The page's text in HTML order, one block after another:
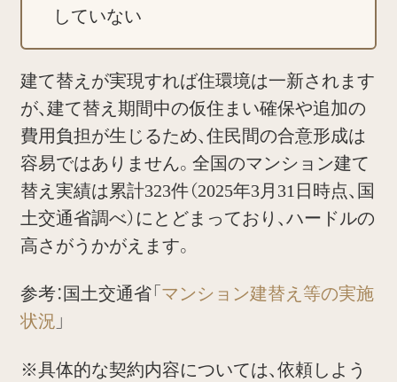
していない
建て替えが実現すれば住環境は一新されます
が、建て替え期間中の仮住まい確保や追加の
費用負担が生じるため、住民間の合意形成は
容易ではありません。全国のマンション建て
替え実績は累計323件（2025年3月31日時点、国
土交通省調べ）にとどまっており、ハードルの
高さがうかがえます。
参考：国土交通省「 マンション建替え等の実施
状況 」
※具体的な契約内容については、依頼しよう